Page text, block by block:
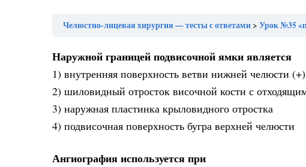
Челюстно-лицевая хирургия — тесты с ответами Урок №35 «при лечении в
Наружной границей подвисочной ямки является
1) внутренняя поверхность ветви нижней челюсти (+)
2) шиловидный отросток височной кости с
3) наружная пластинка крыловидного отростка
4) подвисочная поверхность бугра верхней челюсти
Ангиография используется при